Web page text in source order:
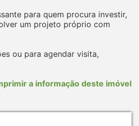
para quem procura investir,
um projeto próprio com
ou para agendar visita,
a informação deste imóvel